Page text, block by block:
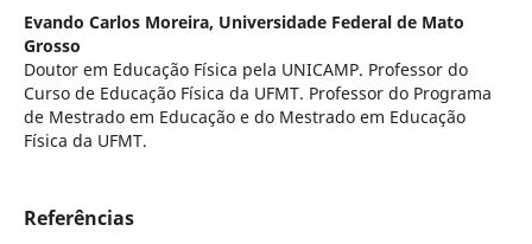
Evando Carlos Moreira, Universidade Federal de Mato
Grosso
Doutor em Educação Física pela UNICAMP. Professor do
Curso de Educação Física da UFMT. Professor do Programa
de Mestrado em Educação e do Mestrado em Educação
Física da UFMT.
Referências